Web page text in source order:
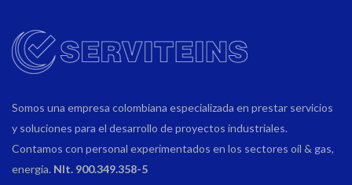
Somos una empresa colombiana especializada en prestar servicios
y soluciones para el desarrollo de proyectos industriales.
Contamos con personal experimentados en los sectores oíl & gas,
energía. NIt. 900.349.358-5